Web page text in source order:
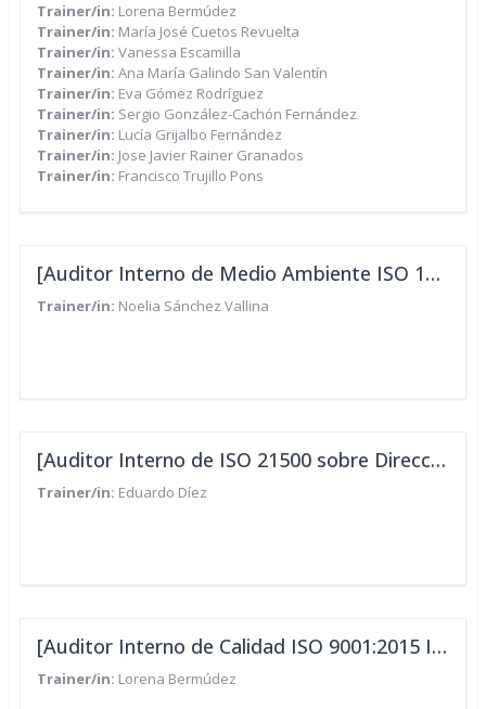
Trainer/in: Lorena Bermúdez
Trainer/in: María José Cuetos Revuelta
Trainer/in: Vanessa Escamilla
Trainer/in: Ana María Galindo San Valentín
Trainer/in: Eva Gómez Rodríguez
Trainer/in: Sergio González-Cachón Fernández
Trainer/in: Lucía Grijalbo Fernández
Trainer/in: Jose Javier Rainer Granados
Trainer/in: Francisco Trujillo Pons
[Auditor Interno de Medio Ambiente ISO 14001:2015 - IEP/CUA]
Trainer/in: Noelia Sánchez Vallina
[Auditor Interno de ISO 21500 sobre Dirección y Gestión de Proyectos - IEP/CUA]
Trainer/in: Eduardo Díez
[Auditor Interno de Calidad ISO 9001:2015 IEP/CUA]
Trainer/in: Lorena Bermúdez